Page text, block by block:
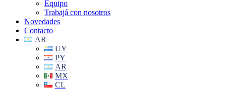
Equipo
Trabajá con nosotros
Novedades
Contacto
AR
UY
PY
AR
MX
CL